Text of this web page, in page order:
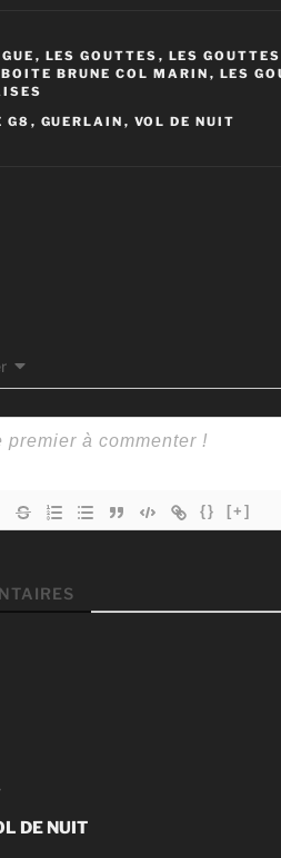
, LES GOUTTES , LES
BRUNE COL MARIN , LES
G8 , GUERLAIN , VOL DE NUIT
{} [+]
DE NUIT